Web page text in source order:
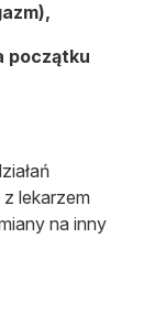
początku
lekarzem
na inny